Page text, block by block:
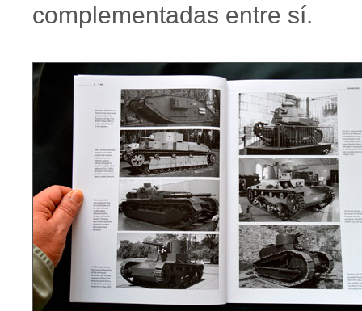
complementadas entre sí.